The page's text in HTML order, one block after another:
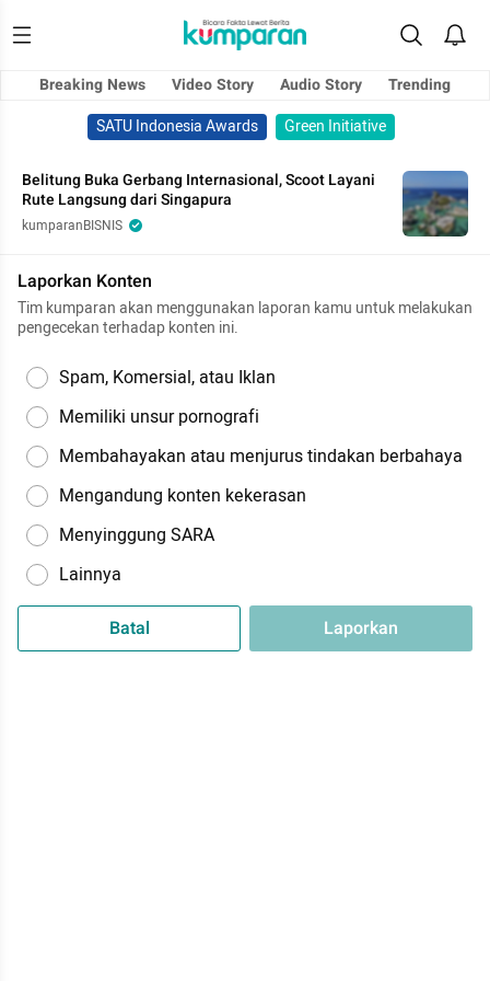
Breaking News Video Story Audio Story
Trending
SATU Indonesia Awards
Green Initiative
Belitung Buka Gerbang Internasional, Scoot Layani
Rute Langsung dari Singapura
kumparanBISNIS
Laporkan Konten
Tim kumparan akan menggunakan laporan kamu untuk melakukan
pengecekan terhadap konten ini.
Spam, Komersial, atau Iklan
Memiliki unsur pornografi
Membahayakan atau menjurus tindakan berbahaya
Mengandung konten kekerasan
Menyinggung SARA
Lainnya
Batal Laporkan